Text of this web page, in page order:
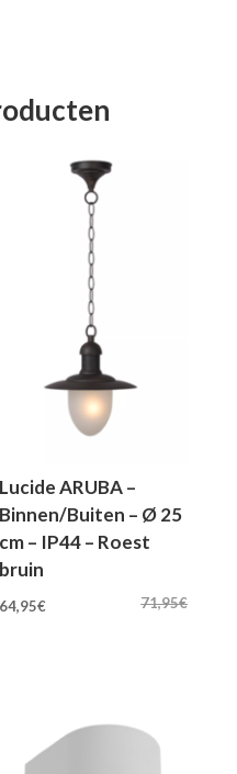
Lucide ARUBA –
Binnen/Buiten – Ø 25
cm – IP44 – Roest
bruin
71,95€
Oorspronkelijke
64,95€